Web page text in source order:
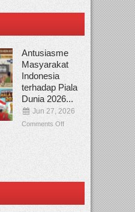
Antusiasme
Masyarakat
Indonesia
terhadap Piala
Dunia 2026...
Jun 27, 2026
Comments Off